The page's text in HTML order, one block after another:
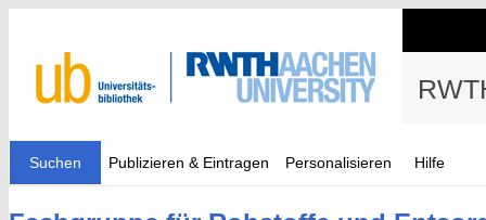
Suchen Publizieren & Eintragen Personalisieren Hilfe